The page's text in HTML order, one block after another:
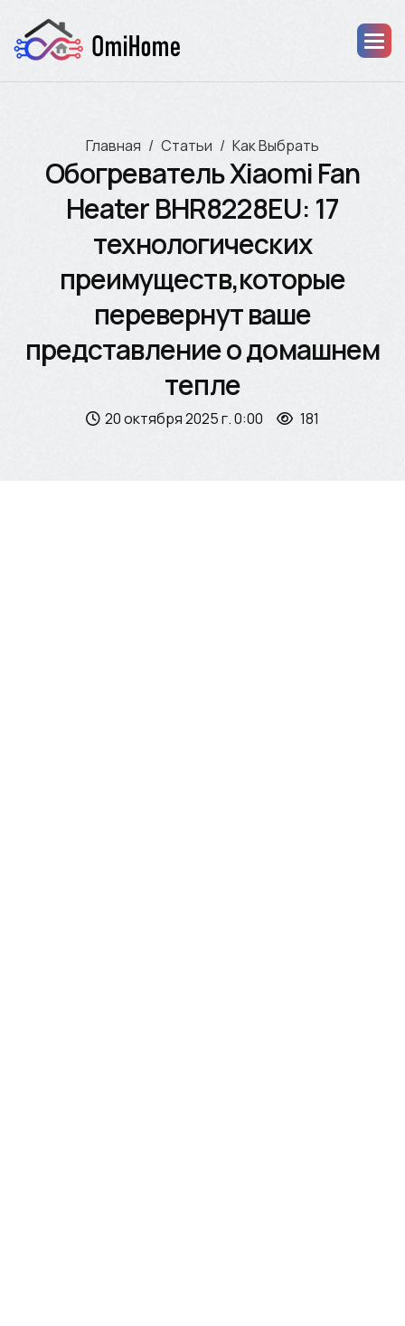
Главная Статьи Как Выбрать
Обогреватель Xiaomi Fan
Heater BHR8228EU: 17
технологических
преимуществ,которые
перевернут ваше
представление о домашнем
тепле
20 октября 2025 г. 0:00 181